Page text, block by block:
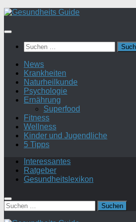
Suchen
nach:
News
Krankheiten
Naturheilkunde
Psychologie
Ernährung
Superfood
Fitness
Wellness
Kinder und Jugendliche
5 Tipps
Interessantes
Ratgeber
Gesundheitslexikon
Suchen
nach: